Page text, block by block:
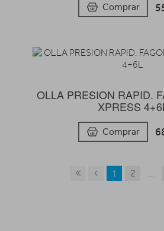
Comprar
OLLA PRESION RAPID.
XPRESS
Comprar
1 2